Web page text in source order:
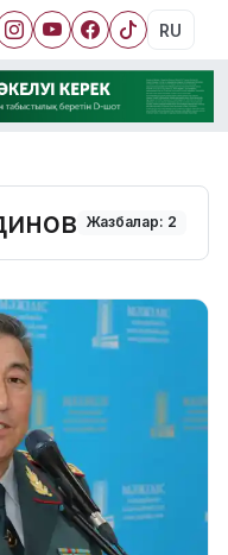
RU
Жазбалар: 2